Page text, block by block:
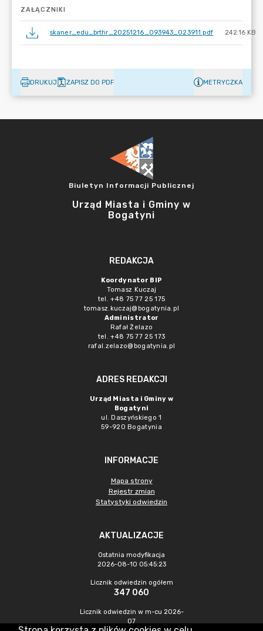
ZAŁĄCZNIKI
skaner_edu_brthr_20251216_093943_023911.pdf 242.16 KB
DRUKUJ ZAPISZ DO PDF METRYCZKA
Biuletyn Informacji Publicznej
Urząd Miasta i Gminy w
Bogatyni
REDAKCJA
Koordynator BIP
Tomasz Kuczaj
tel. +48 75 77 25 175
tomasz.kuczaj@bogatynia.pl
Administrator
Rafał Żelazo
tel. +48 75 77 25 173
rafal.zelazo@bogatynia.pl
ADRES REDAKCJI
Urząd Miasta i Gminy w
Bogatyni
ul. Daszyńskiego 1
59-920 Bogatynia
INFORMACJE
Mapa strony
Rejestr zmian
Statystyki odwiedzin
AKTUALIZACJE
Ostatnia modyfikacja
2026-08-10 05:45:23
Licznik odwiedzin ogółem
347 060
Licznik odwiedzin w m-cu 2026-
07